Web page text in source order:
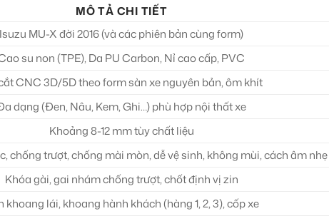
MÔ TẢ CHI TIẾT
Isuzu MU-X đời 2016 (và các phiên bản cùng form)
su non (TPE), Da PU Carbon, Nỉ cao cấp, PVC
CNC 3D/5D theo form sàn xe nguyên bản, ôm khít
dạng (Đen, Nâu, Kem, Ghi…) phù hợp nội thất xe
Khoảng 8-12 mm tùy chất liệu
chống trượt, chống mài mòn, dễ vệ sinh, không mùi, cách âm nhẹ
Khóa gài, gai nhám chống trượt, chốt định vị zin
khoang lái, khoang hành khách (hàng 1, 2, 3), cốp xe